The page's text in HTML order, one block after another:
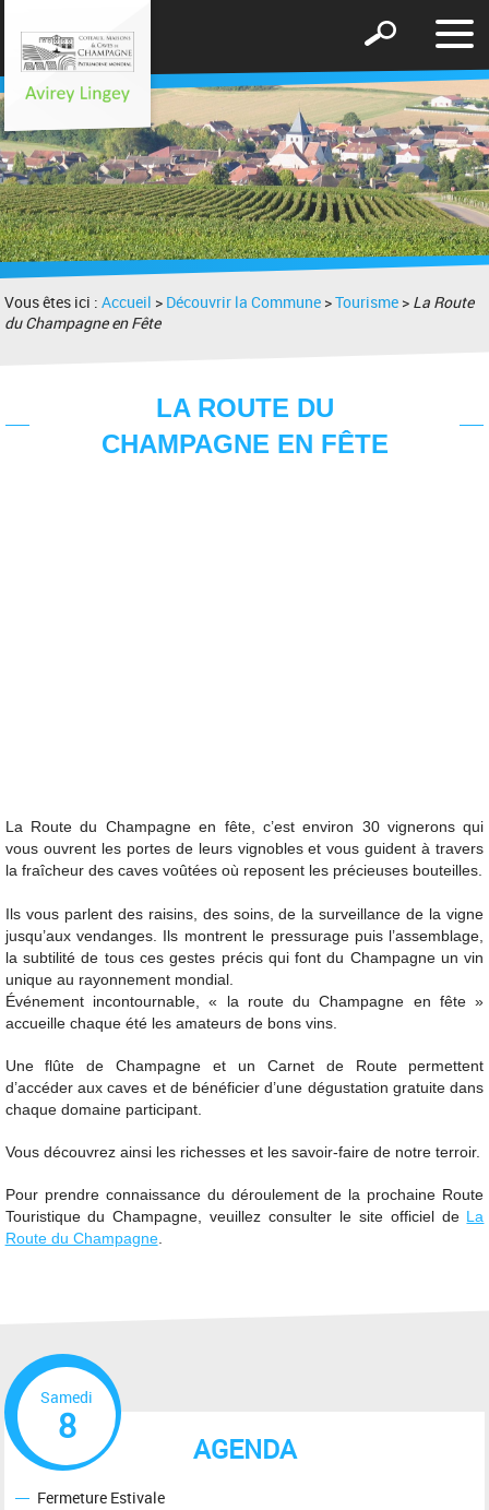
le
Afficher
formulaire
de
recherche
Vous êtes ici :Accueil > Découvrir la Commune >Tourisme > La Route
du Champagne en Fête
LA ROUTE DU
CHAMPAGNE EN FÊTE
La Route du Champagne en fête, c’est environ 30 vignerons qui
vous ouvrent les portes de leurs vignobles et vous guident à travers
la fraîcheur des caves voûtées où reposent les précieuses bouteilles.
Ils vous parlent des raisins, des soins, de la surveillance de la vigne
jusqu’aux vendanges. Ils montrent le pressurage puis l’assemblage,
la subtilité de tous ces gestes précis qui font du Champagne un vin
unique au rayonnement mondial.
Événement incontournable, « la route du Champagne en fête »
accueille chaque été les amateurs de bons vins.
Une flûte de Champagne et un Carnet de Route permettent
d’accéder aux caves et de bénéficier d’une dégustation gratuite dans
chaque domaine participant.
Vous découvrez ainsi les richesses et les savoir-faire de notre terroir.
Pour prendre connaissance du déroulement de la prochaine Route
Touristique du Champagne, veuillez consulter le site officiel de La
Route du Champagne.
AGENDA
Samedi
8
Fermeture Estivale